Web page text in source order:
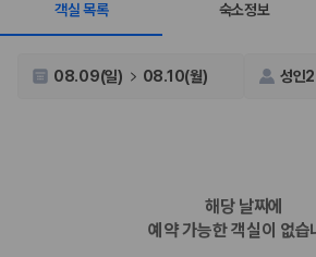
제주 렌트카 업체별 실
객실 목록 숙소정보
08.09(일) 08.10(월) 성인2
해당 날짜에
예약 가능한 객실이 없습